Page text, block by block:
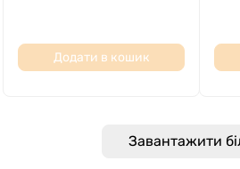
Додати в кошик
Завантажити